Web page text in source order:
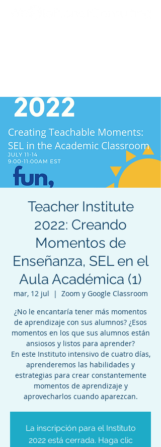
Teacher Institute
2022: Creando
Momentos de
Enseñanza, SEL en el
Aula Académica (1)
mar, 12 jul
  |
Zoom y Google Classroom
¿No le encantaría tener más momentos
de aprendizaje con sus alumnos? ¿Esos
momentos en los que sus alumnos están
ansiosos y listos para aprender?
En este Instituto intensivo de cuatro días,
aprenderemos las habilidades y
estrategias para crear constantemente
momentos de aprendizaje y
aprovecharlos cuando aparezcan.
La inscripción para el Instituto
2022 está cerrada. Haga clic